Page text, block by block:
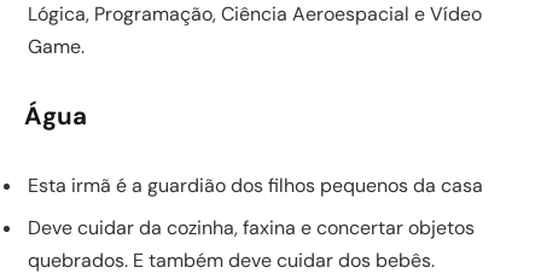
Lógica, Programação, Ciência Aeroespacial e Vídeo
Game.
Água
Esta irmã é a guardião dos filhos pequenos da casa
Deve cuidar da cozinha, faxina e concertar objetos
quebrados. E também deve cuidar dos bebês.